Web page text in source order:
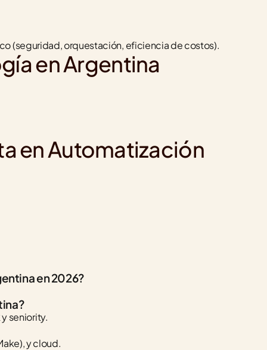
(seguridad, orquestación, eficiencia de costos).
en Argentina
en Automatización
en 2026?
seniority.
y cloud.